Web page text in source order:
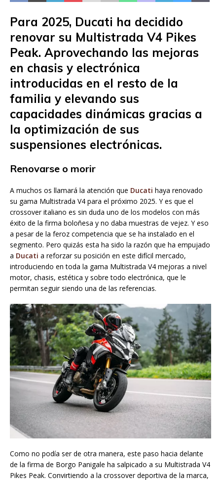
Para 2025, Ducati ha decidido
renovar su Multistrada V4 Pikes
Peak. Aprovechando las mejoras
en chasis y electrónica
introducidas en el resto de la
familia y elevando sus
capacidades dinámicas gracias a
la optimización de sus
suspensiones electrónicas.
Renovarse o morir
A muchos os llamará la atención que Ducati haya renovado
su gama Multistrada V4 para el próximo 2025. Y es que el
crossover italiano es sin duda uno de los modelos con más
éxito de la firma boloñesa y no daba muestras de vejez. Y eso
a pesar de la feroz competencia que se ha instalado en el
segmento. Pero quizás esta ha sido la razón que ha empujado
a Ducati a reforzar su posición en este difícil mercado,
introduciendo en toda la gama Multistrada V4 mejoras a nivel
motor, chasis, estética y sobre todo electrónica, que le
permitan seguir siendo una de las referencias.
Como no podía ser de otra manera, este paso hacia delante
de la firma de Borgo Panigale ha salpicado a su Multistrada V4
Pikes Peak. Convirtiendo a la crossover deportiva de la marca,